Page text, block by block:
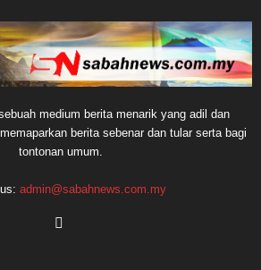
medium berita menarik yang adil dan
berita sebenar dan tular serta bagi
tontonan umum.
admin@sabahnews.com.my